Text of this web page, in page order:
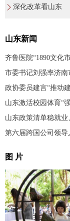
深化改革看山东
山东新闻
齐鲁医院“1890文化
市委书记刘强率济
政协委员建言“推动
山东激活校园体育“
山东政策清单稳就
第六届跨国公司领
图 片